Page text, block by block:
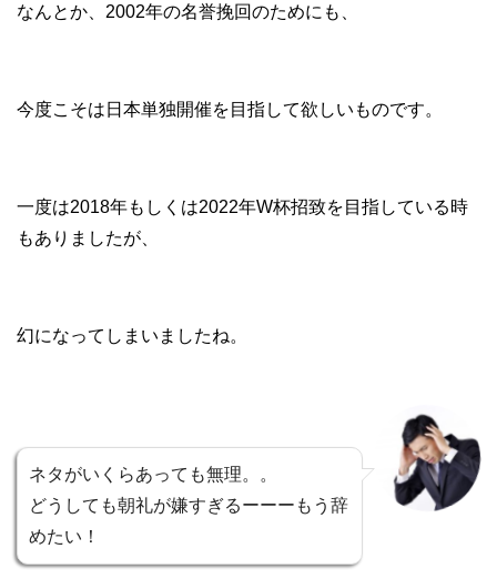
なんとか、2002年の名誉挽回のためにも、
今度こそは日本単独開催を目指して欲しいものです。
一度は2018年もしくは2022年W杯招致を目指している時
もありましたが、
幻になってしまいましたね。
ネタがいくらあっても無理。。
どうしても朝礼が嫌すぎるーーーもう辞
めたい！